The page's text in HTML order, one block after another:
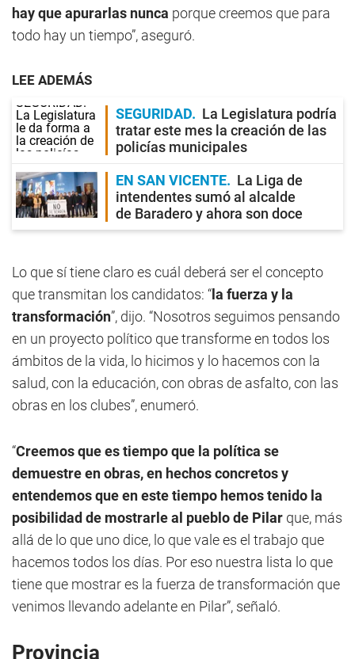
hay que apurarlas nunca porque creemos que para
todo hay un tiempo”, aseguró.
LEE ADEMÁS
SEGURIDAD
La Legislatura podría
tratar este mes la creación de las
policías municipales
EN SAN VICENTE
La Liga de
intendentes sumó al alcalde
de Baradero y ahora son doce
Lo que sí tiene claro es cuál deberá ser el concepto
que transmitan los candidatos: “ la fuerza y la
transformación”, dijo. “Nosotros seguimos pensando
en un proyecto político que transforme en todos los
ámbitos de la vida, lo hicimos y lo hacemos con la
salud, con la educación, con obras de asfalto, con las
obras en los clubes”, enumeró.
“Creemos que es tiempo que la política se
demuestre en obras, en hechos concretos y
entendemos que en este tiempo hemos tenido la
posibilidad de mostrarle al pueblo de Pilar que, más
allá de lo que uno dice, lo que vale es el trabajo que
hacemos todos los días. Por eso nuestra lista lo que
tiene que mostrar es la fuerza de transformación que
venimos llevando adelante en Pilar”, señaló.
Provincia